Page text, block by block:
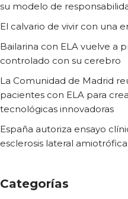
su modelo de
El calvario de vivir con una
Bailarina con ELA vuelve a
controlado con su cerebro
La Comunidad de Madrid
pacientes con ELA para
tecnológicas innovadoras
España autoriza ensayo
esclerosis lateral amiotrófica.
Categorías